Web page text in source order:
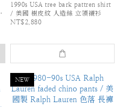
1990s USA tree bark pattren shirt
/ 美國 樹皮紋 人造絲 立領襯衫
NT$2,880
NEW